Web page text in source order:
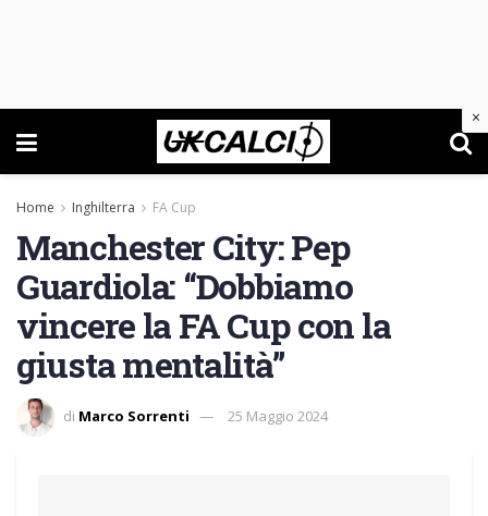
Home Inghilterra FA Cup
Manchester City: Pep
Guardiola: “Dobbiamo
vincere la FA Cup con la
giusta mentalità”
di Marco Sorrenti 25 Maggio 2024
×